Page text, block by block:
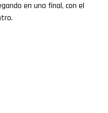
en una final, con el